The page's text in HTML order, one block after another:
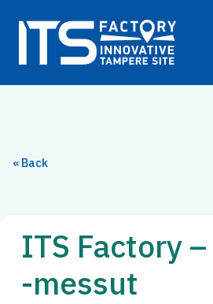
sisältöön
« Back
ITS Factory
-messut